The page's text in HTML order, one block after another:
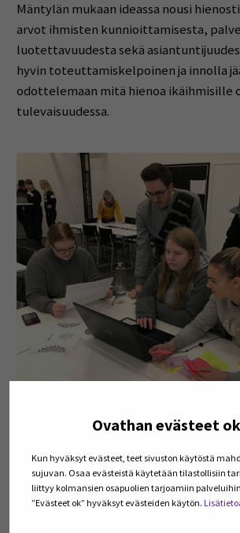
Ovathan evästeet
Kun hyväksyt evästeet, teet sivuston käytöstä
sujuvan. Osaa evästeistä käytetään tilastollisiin
liittyy kolmansien osapuolien tarjoamiin
”Evästeet ok” hyväksyt evästeiden käytön.
Mäntylän mukaan ideassa nousi
arvot ihmisten kunnioittamisesta,
luotettavuudesta sekä
hyvin toteuttamiskelpoinen ja innolla
odottelemaan mitä hienoa ikäihmisille
tulevaisuudessa.
Sillanpää tradenomi
Voittajajoukkueessa oli kehitystehtävää
myös fysioterapeutiksi opiskeleva